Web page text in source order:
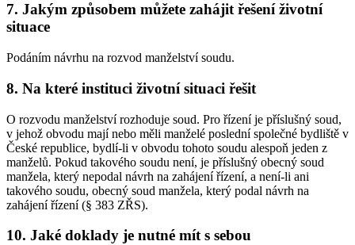
7. Jakým způsobem můžete zahájit řešení životní
situace
Podáním návrhu na rozvod manželství soudu.
8. Na které instituci životní situaci řešit
O rozvodu manželství rozhoduje soud. Pro řízení je příslušný soud,
v jehož obvodu mají nebo měli manželé poslední společné bydliště v
České republice, bydlí-li v obvodu tohoto soudu alespoň jeden z
manželů. Pokud takového soudu není, je příslušný obecný soud
manžela, který nepodal návrh na zahájení řízení, a není-li ani
takového soudu, obecný soud manžela, který podal návrh na
zahájení řízení (§ 383 ZŘS).
10. Jaké doklady je nutné mít s sebou